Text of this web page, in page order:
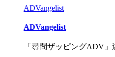
ADVangelist
ADVangelist
「尋問ザッピングADV」